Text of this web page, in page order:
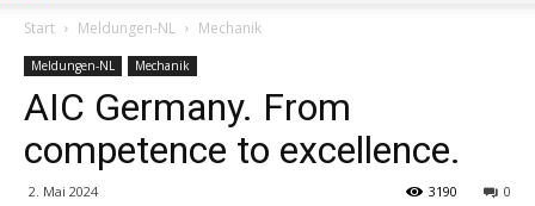
Start Meldungen-NL Mechanik
Meldungen-NL Mechanik
AIC Germany. From
competence to excellence.
2. Mai 2024 0
3190